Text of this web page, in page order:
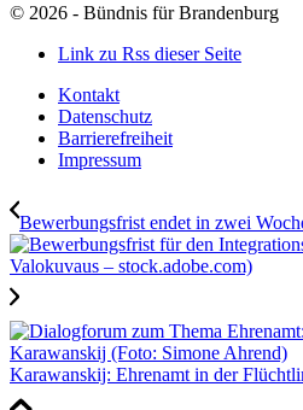
© 2026 - Bündnis für Brandenburg
Link zu Rss dieser Seite
Kontakt
Datenschutz
Barrierefreiheit
Impressum
Bewerbungsfrist endet in zwei
Karawanskij: Ehrenamt in der